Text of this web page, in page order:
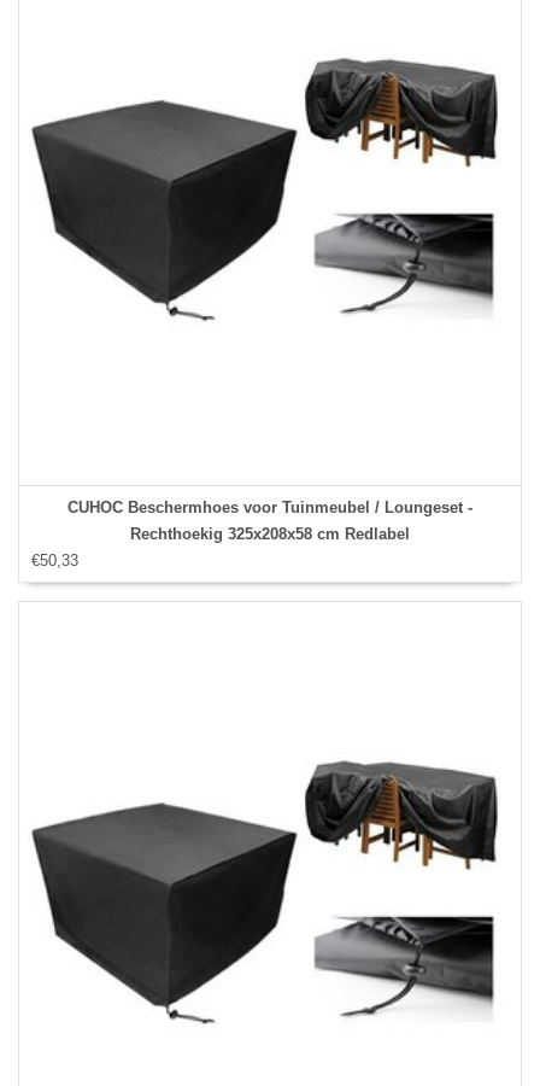
CUHOC Beschermhoes voor Tuinmeubel / Loungeset -
Rechthoekig 325x208x58 cm Redlabel
€50,33